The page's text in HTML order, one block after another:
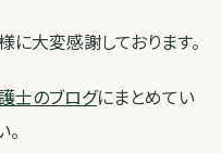
大変感謝しております。
士のブログにまとめてい